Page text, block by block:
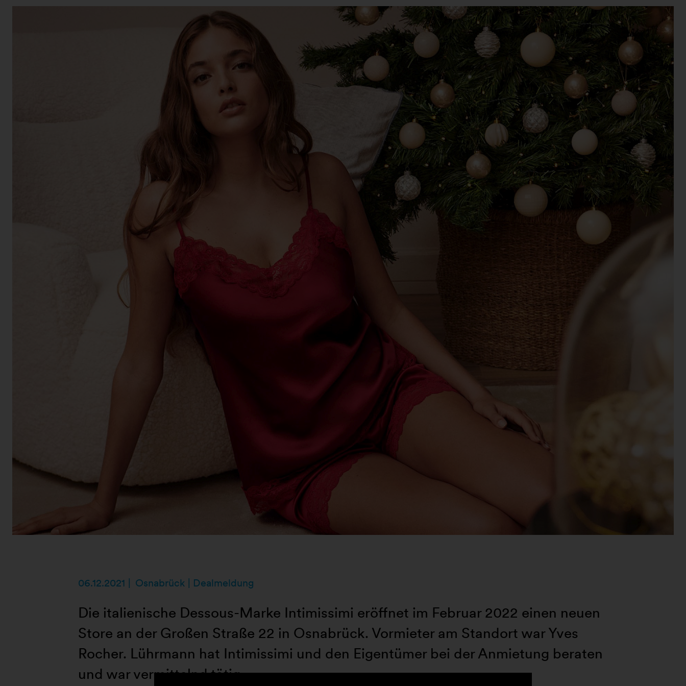
06.12.2021 Osnabrück | Dealmeldung
Die italienische Dessous-Marke Intimissimi eröffnet im Februar 2022 einen neuen
Store an der Großen Straße 22 in Osnabrück. Vormieter am Standort war Yves
Rocher. Lührmann hat Intimissimi und den Eigentümer bei der Anmietung beraten
und war vermittelnd tätig.